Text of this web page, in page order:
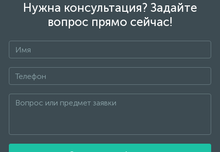
Нужна консультация? Задайте
вопрос прямо сейчас!